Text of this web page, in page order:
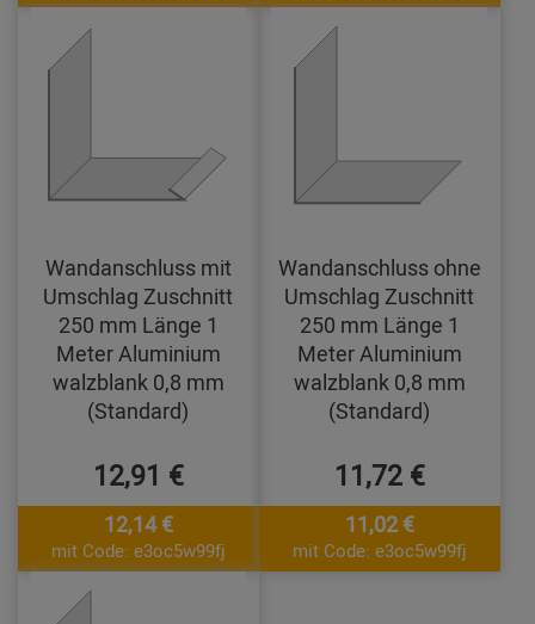
Wandanschluss mit
Umschlag Zuschnitt
250 mm Länge 1
Meter Aluminium
walzblank 0,8 mm
(Standard)
12,91 €
12,14 €
mit Code: e3oc5w99fj
Wandanschluss ohne
Umschlag Zuschnitt
250 mm Länge 1
Meter Aluminium
walzblank 0,8 mm
(Standard)
11,72 €
11,02 €
mit Code: e3oc5w99fj